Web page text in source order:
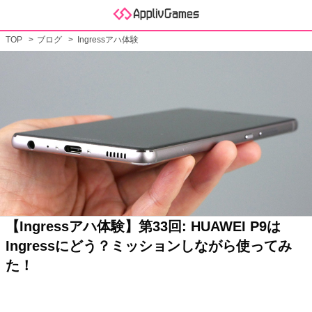
TOP ブログ Ingressアハ体験
【Ingressアハ体験】第33回: HUAWEI P9は
Ingressにどう？ミッションしながら使ってみ
た！